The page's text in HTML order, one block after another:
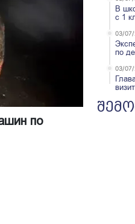
по
В
с 1
03/07/
по
03/07/